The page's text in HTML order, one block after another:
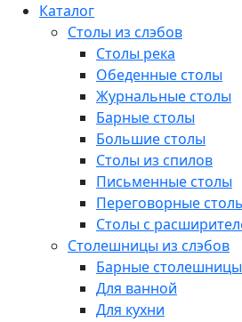
Каталог
Столы из слэбов
Столы река
Обеденные столы
Журнальные столы
Барные столы
Большие столы
Столы из спилов
Письменные столы
Переговорные
Столы с
Столешницы из слэбов
Барные столешницы
Для ванной
Для кухни